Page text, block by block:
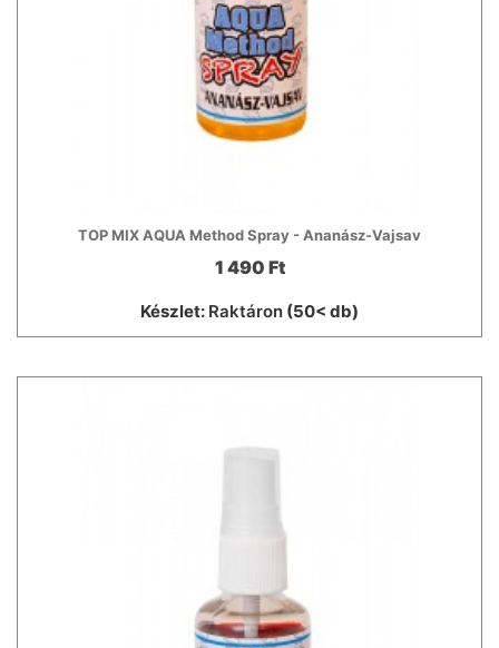
TOP MIX AQUA Method Spray - Ananász-Vajsav
1 490 Ft
Készlet: Raktáron (50< db)